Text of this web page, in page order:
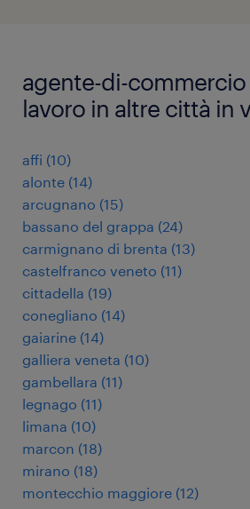
agente-di-
lavoro in altre città in
affi (10)
alonte (14)
arcugnano (15)
bassano del grappa (24)
carmignano di brenta (13)
castelfranco veneto (11)
cittadella (19)
conegliano (14)
gaiarine (14)
galliera veneta (10)
gambellara (11)
legnago (11)
limana (10)
marcon (18)
mirano (18)
montecchio maggiore (12)